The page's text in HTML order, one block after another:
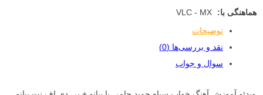
هماهنگی با:
VLC - MX
توضیحات
نقد و بررسی‌ها (0)
سوال و جواب